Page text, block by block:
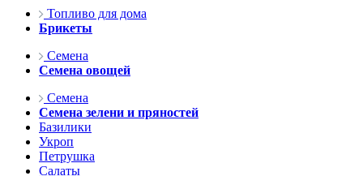
Топливо для дома
Брикеты
Семена
Семена овощей
Семена
Семена зелени и пряностей
Базилики
Укроп
Петрушка
Салаты